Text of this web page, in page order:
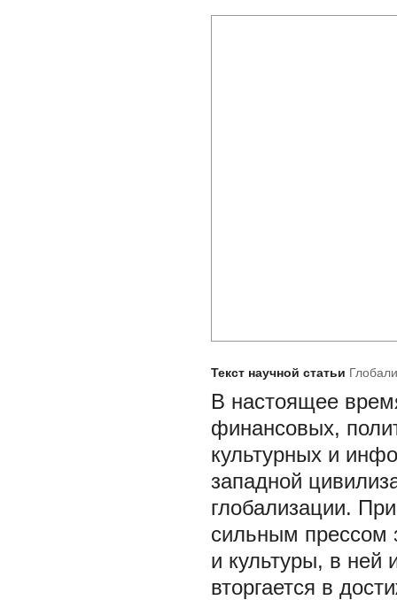
Текст научной статьи
В настоящее
финансовых,
культурных и
западной
глобализации.
сильным прессом
и культуры, в ней
вторгается в